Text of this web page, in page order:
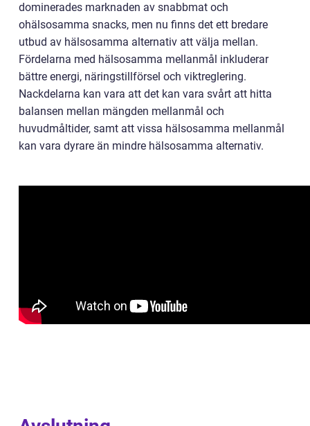
dominerades marknaden av snabbmat och
ohälsosamma snacks, men nu finns det ett bredare
utbud av hälsosamma alternativ att välja mellan.
Fördelarna med hälsosamma mellanmål inkluderar
bättre energi, näringstillförsel och viktreglering.
Nackdelarna kan vara att det kan vara svårt att hitta
balansen mellan mängden mellanmål och
huvudmåltider, samt att vissa hälsosamma mellanmål
kan vara dyrare än mindre hälsosamma alternativ.